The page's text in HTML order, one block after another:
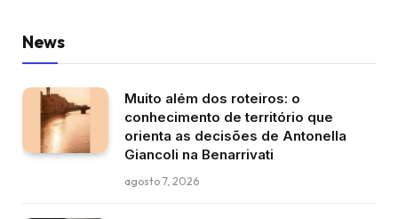
News
Muito além dos roteiros: o
conhecimento de território que
orienta as decisões de Antonella
Giancoli na Benarrivati
agosto 7, 2026